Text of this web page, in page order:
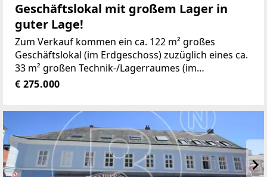
Geschäftslokal mit großem Lager in
guter Lage!
Zum Verkauf kommen ein ca. 122 m² großes
Geschäftslokal (im Erdgeschoss) zuzüglich eines ca.
33 m² großen Technik-/Lagerraumes (im
Kellergeschoss) in mittlerer Frequenzlage
€ 275.000